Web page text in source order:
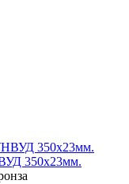
350x23мм.